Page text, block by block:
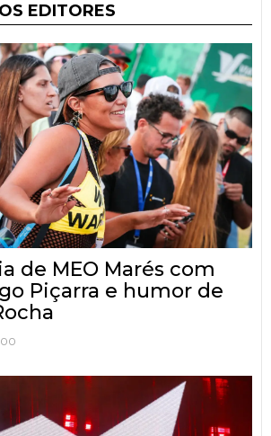
EDITORES
de MEO Marés com
Piçarra e humor de